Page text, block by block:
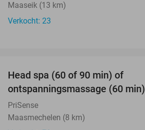
Maaseik (13 km)
Verkocht: 23
Head spa (60 of 90 min) of
ontspanningsmassage (60 min)
PriSense
Maasmechelen (8 km)